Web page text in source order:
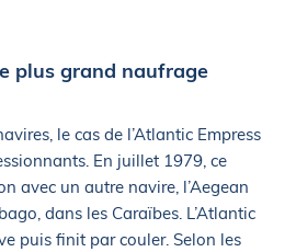
plus grand naufrage
le cas de l’Atlantic Empress
En juillet 1979, ce
avec un autre navire, l’Aegean
dans les Caraïbes. L’Atlantic
puis finit par couler. Selon les